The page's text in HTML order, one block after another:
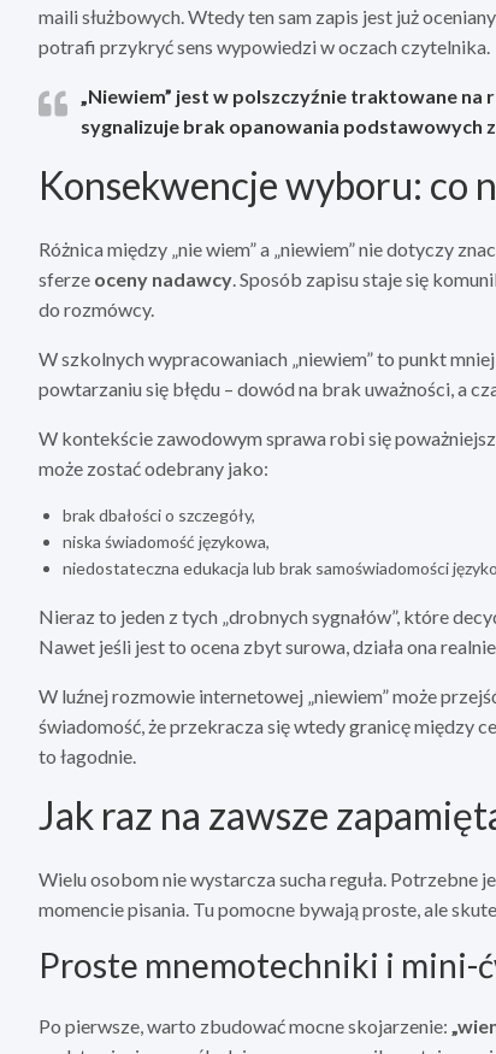
maili służbowych. Wtedy ten sam zapis jest już
potrafi przykryć sens wypowiedzi w oczach czytelnika.
„Niewiem” jest w polszczyźnie traktowane na
sygnalizuje brak opanowania podstawowych
Konsekwencje wyboru: co
Różnica między „nie wiem” a „niewiem” nie dotyczy
sferze oceny nadawcy. Sposób zapisu staje się
do rozmówcy.
W szkolnych wypracowaniach „niewiem” to punkt
powtarzaniu się błędu – dowód na brak uważności, a
W kontekście zawodowym sprawa robi się
może zostać odebrany jako:
brak dbałości o szczegóły,
niska świadomość językowa,
niedostateczna edukacja lub brak samoświadomości
Nieraz to jeden z tych „drobnych sygnałów”, które
Nawet jeśli jest to ocena zbyt surowa, działa ona
W luźnej rozmowie internetowej „niewiem” może
świadomość, że przekracza się wtedy granicę między
to łagodnie.
Jak raz na zawsze
Wielu osobom nie wystarcza sucha reguła. Potrzebne
momencie pisania. Tu pomocne bywają proste, ale
Proste mnemotechniki i mini-
Po pierwsze, warto zbudować mocne skojarzenie: